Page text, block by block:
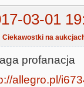
03-01
Ciekawostki na
profanacja
allegro.pl/